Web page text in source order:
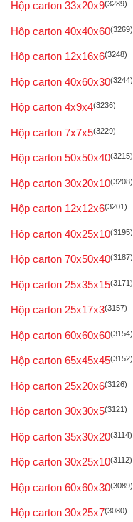
Hộp carton 33x20x9(3289)
Hộp carton 40x40x60(3269)
Hộp carton 12x16x6(3248)
Hộp carton 40x60x30(3244)
Hộp carton 4x9x4(3236)
Hộp carton 7x7x5(3229)
Hộp carton 50x50x40(3215)
Hộp carton 30x20x10(3208)
Hộp carton 12x12x6(3201)
Hộp carton 40x25x10(3195)
Hộp carton 70x50x40(3187)
Hộp carton 25x35x15(3171)
Hộp carton 25x17x3(3157)
Hộp carton 60x60x60(3154)
Hộp carton 65x45x45(3152)
Hộp carton 25x20x6(3126)
Hộp carton 30x30x5(3121)
Hộp carton 35x30x20(3114)
Hộp carton 30x25x10(3112)
Hộp carton 60x60x30(3089)
Hộp carton 30x25x7(3080)